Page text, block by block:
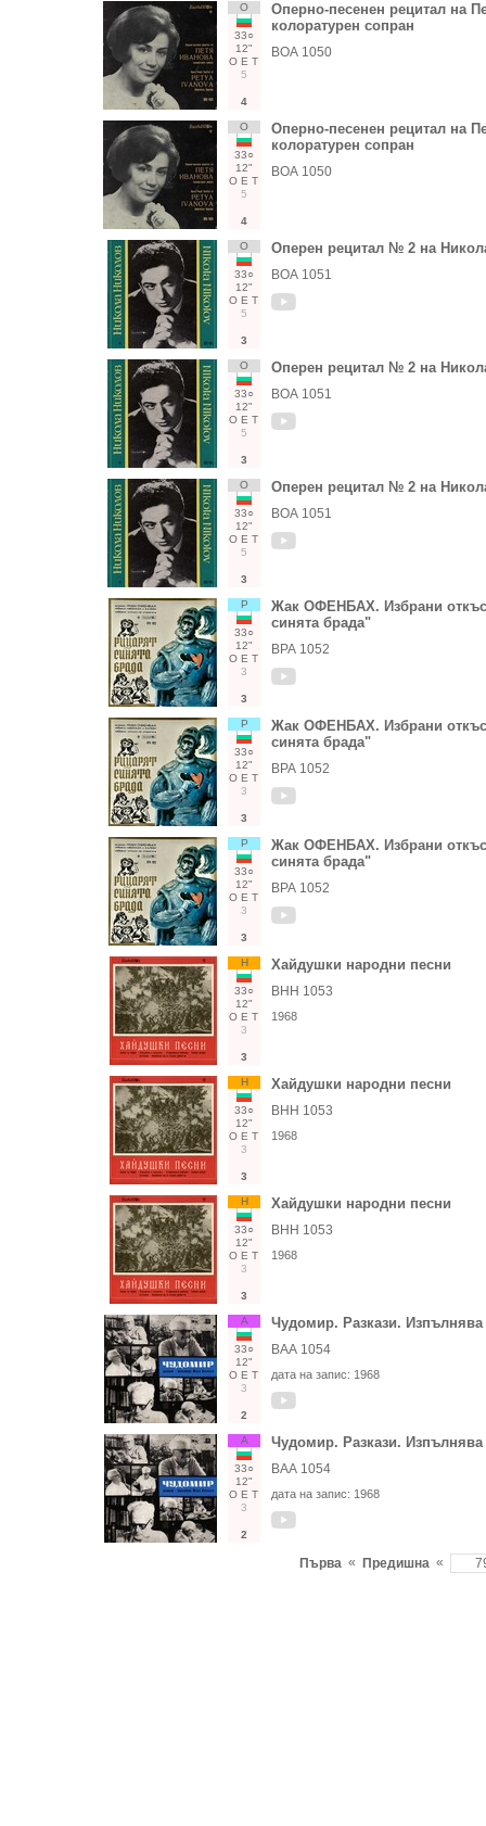
О
33○
12"
О Е Т
5
4
Оперно-песенен рецитал на
колоратурен сопран
ВОА 1050
О
33○
12"
О Е Т
5
4
Оперно-песенен рецитал на
колоратурен сопран
ВОА 1050
О
33○
12"
О Е Т
5
3
Оперен рецитал № 2 на
ВОА 1051
О
33○
12"
О Е Т
5
3
Оперен рецитал № 2 на
ВОА 1051
О
33○
12"
О Е Т
5
3
Оперен рецитал № 2 на
ВОА 1051
Р
33○
12"
О Е Т
3
3
Жак ОФЕНБАХ. Избрани
синята брада"
ВРА 1052
Р
33○
12"
О Е Т
3
3
Жак ОФЕНБАХ. Избрани
синята брада"
ВРА 1052
Р
33○
12"
О Е Т
3
3
Жак ОФЕНБАХ. Избрани
синята брада"
ВРА 1052
Н
33○
12"
О Е Т
3
3
Хайдушки народни песни
ВНН 1053
1968
Н
33○
12"
О Е Т
3
3
Хайдушки народни песни
ВНН 1053
1968
Н
33○
12"
О Е Т
3
3
Хайдушки народни песни
ВНН 1053
1968
А
33○
12"
О Е Т
3
2
Чудомир. Разкази.
ВАА 1054
дата на запис: 1968
А
33○
12"
О Е Т
3
2
Чудомир. Разкази.
ВАА 1054
дата на запис: 1968
Първа « Предишна «